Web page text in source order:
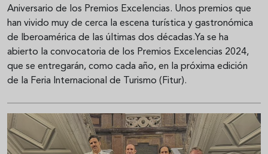
Aniversario de los Premios Excelencias. Unos premios que
han vivido muy de cerca la escena turística y gastronómica
de Iberoamérica de las últimas dos décadas.Ya se ha
abierto la convocatoria de los Premios Excelencias 2024,
que se entregarán, como cada año, en la próxima edición
de la Feria Internacional de Turismo (Fitur).